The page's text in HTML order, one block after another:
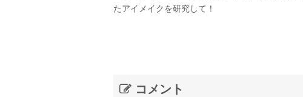
たアイメイクを研究して！
コメント